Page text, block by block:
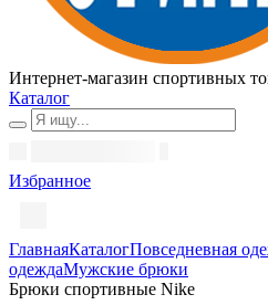
Интернет-магазин спортивных
Каталог
Избранное
ГлавнаяКаталогПовседневная
одеждаМужские брюки
Брюки спортивные Nike